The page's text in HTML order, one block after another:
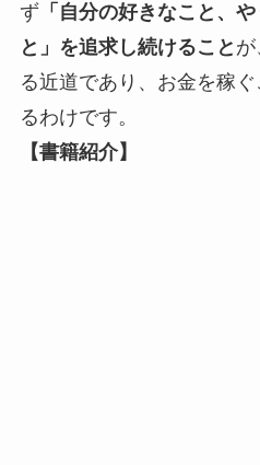
ず 「自分の好きなこと、
と」を追求し続けること
る近道であり、お金を稼
るわけです。
【書籍紹介】